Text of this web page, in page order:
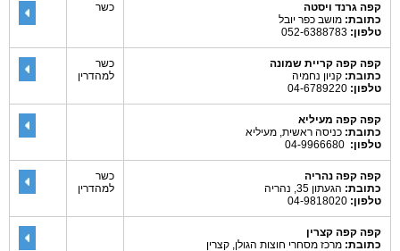
קפה גרנד ויסטה
כתובת: מושב כפר יובל
טלפון:
כשר
קפה קפה קריית שמונה
כתובת: קניון נחמיה
טלפון:
כשר
למהדרין
קפה קפה מעיליא
כתובת: כניסה ראשית, מעיליא
טלפון:
קפה קפה נהריה
כתובת: הגעתון 35, נהריה
טלפון:
כשר
למהדרין
קפה קפה קצרין
כתובת: מרכז מסחרי חוצות הגולן, קצרין